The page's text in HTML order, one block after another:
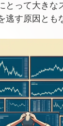
とって大き
す原因とも